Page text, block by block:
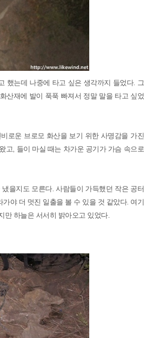
했는데 나중에 타고 싶은 생각까지 들었다. 그
산재에 발이 푹푹 빠져서 정말 말을 타고 싶었
로운 브로모 화산을 보기 위한 사명감을 가진
고, 들이 마실 때는 차가운 공기가 가슴 속으로
을지도 모른다. 사람들이 가득했던 작은 공터
야 더 멋진 일출을 볼 수 있을 것 같았다. 여기
만 하늘은 서서히 밝아오고 있었다.